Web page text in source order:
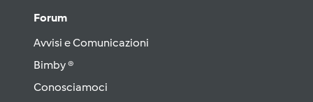
Forum
Avvisi e Comunicazioni
Bimby ®
Conosciamoci